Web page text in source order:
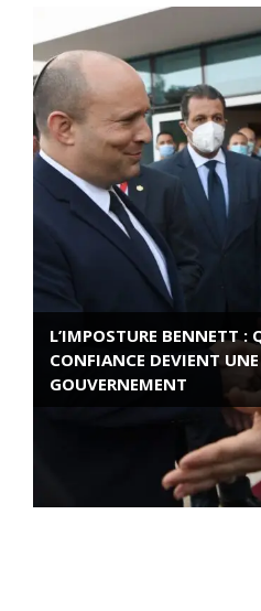
L’IMPOSTURE BENNETT :
CONFIANCE DEVIENT
GOUVERNEMENT
ROSE VALLAND, HEROÏNE